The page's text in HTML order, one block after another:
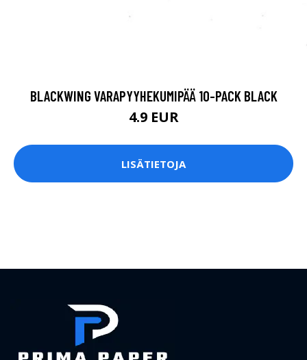
BLACKWING VARAPYYHEKUMIPÄÄ 10-PACK BLACK
4.9 EUR
LISÄTIETOJA